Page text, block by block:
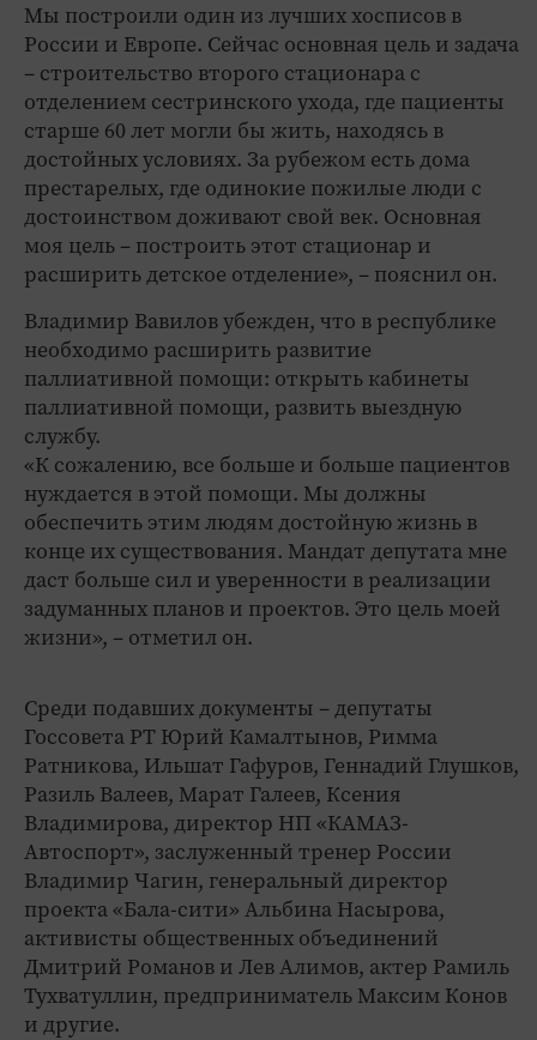
Мы построили один из лучших хосписов в
России и Европе. Сейчас основная цель и задача
– строительство второго стационара с
отделением сестринского ухода, где пациенты
старше 60 лет могли бы жить, находясь в
достойных условиях. За рубежом есть дома
престарелых, где одинокие пожилые люди с
достоинством доживают свой век. Основная
моя цель – построить этот стационар и
расширить детское отделение», – пояснил он.
Владимир Вавилов убежден, что в республике
необходимо расширить развитие
паллиативной помощи: открыть кабинеты
паллиативной помощи, развить выездную
службу.
«К сожалению, все больше и больше пациентов
нуждается в этой помощи. Мы должны
обеспечить этим людям достойную жизнь в
конце их существования. Мандат депутата мне
даст больше сил и уверенности в реализации
задуманных планов и проектов. Это цель моей
жизни», – отметил он.
Среди подавших документы – депутаты
Госсовета РТ Юрий Камалтынов, Римма
Ратникова, Ильшат Гафуров, Геннадий Глушков,
Разиль Валеев, Марат Галеев, Ксения
Владимирова, директор НП «КАМАЗ-
Автоспорт», заслуженный тренер России
Владимир Чагин, генеральный директор
проекта «Бала-сити» Альбина Насырова,
активисты общественных объединений
Дмитрий Романов и Лев Алимов, актер Рамиль
Тухватуллин, предприниматель Максим Конов
и другие.